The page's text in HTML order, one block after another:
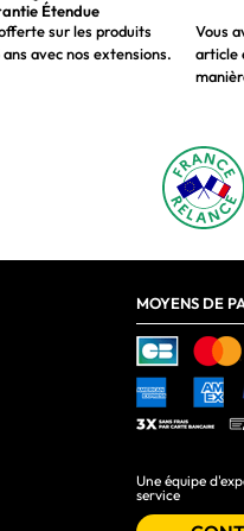
Étendue
sur les produits
ans avec nos extensions.
Vous
article
MOYENS DE
Une équipe
service